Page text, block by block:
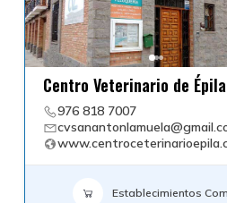
Centro Veterinario de Épila
976 818 7007
Establecimientos